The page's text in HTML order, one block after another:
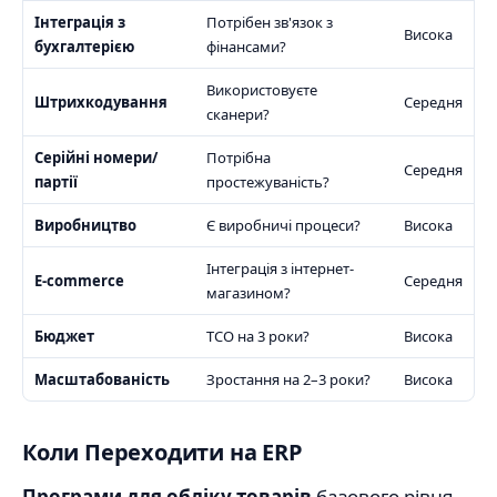
Інтеграція з
бухгалтерією
Потрібен зв'язок з
фінансами?
Висока
Штрихкодування
Використовуєте
сканери?
Середня
Серійні номери/
партії
Потрібна
простежуваність?
Середня
Виробництво Є виробничі процеси? Висока
E-commerce
Інтеграція з інтернет-
магазином?
Середня
Бюджет TCO на 3 роки? Висока
Масштабованість Зростання на 2–3 роки? Висока
Коли Переходити на ERP